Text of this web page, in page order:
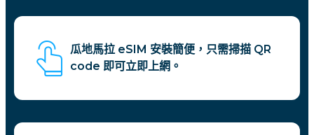
瓜地馬拉 eSIM 安裝簡便，只需掃描 QR
code 即可立即上網。